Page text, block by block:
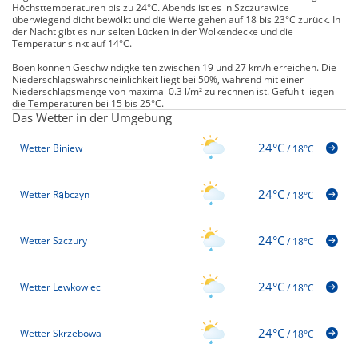
Höchsttemperaturen bis zu 24°C. Abends ist es in Szczurawice
überwiegend dicht bewölkt und die Werte gehen auf 18 bis 23°C zurück. In
der Nacht gibt es nur selten Lücken in der Wolkendecke und die
Temperatur sinkt auf 14°C.
Böen können Geschwindigkeiten zwischen 19 und 27 km/h erreichen. Die
Niederschlagswahrscheinlichkeit liegt bei 50%, während mit einer
Niederschlagsmenge von maximal 0.3 l/m² zu rechnen ist. Gefühlt liegen
die Temperaturen bei 15 bis 25°C.
Das Wetter in der Umgebung
Wetter Biniew 24°C/18°C
Wetter Rąbczyn 24°C/18°C
Wetter Szczury 24°C/18°C
Wetter Lewkowiec 24°C/18°C
Wetter Skrzebowa 24°C/18°C